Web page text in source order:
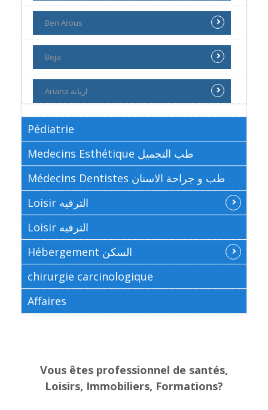
Ben Arous
Beja
Ariana اريانة
Pédiatrie
Medecins Esthétique طب التجميل
Médecins Dentistes طب و جراحة الاسنان
Loisir الترفيه
Loisir الترفيه
Hébergement السكن
chirurgie carcinologique
Affaires
Vous êtes professionnel de santés,
Loisirs, Immobiliers, Formations?